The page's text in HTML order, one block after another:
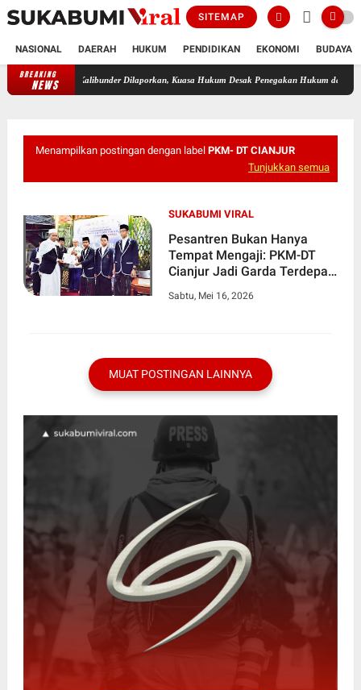
SITEMAP
NASIONAL DAERAH HUKUM PENDIDIKAN EKONOMI BUDAYA
BREAKING
NEWS Diduga Terlibat Perselingkuhan, Oknum Guru ASN di Kalibunder
Menampilkan postingan dengan label PKM- DT CIANJUR
Tunjukkan semua
SUKABUMI VIRAL
Pesantren Bukan Hanya
Tempat Mengaji: PKM-DT
Cianjur Jadi Garda Terdepan
Kemanusiaan
Sabtu, Mei 16, 2026
MUAT POSTINGAN LAINNYA